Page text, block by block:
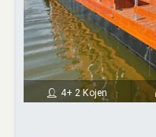
4+ 2 Kojen